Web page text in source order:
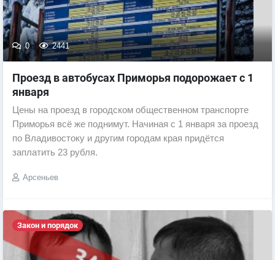
0 2441
​Проезд в автобусах Приморья подорожает с 1
января
Цены на проезд в городском общественном транспорте
Приморья всё же поднимут. Начиная с 1 января за проезд
по Владивостоку и другим городам края придётся
заплатить 23 рубля.
Арсеньев
Закон и порядок